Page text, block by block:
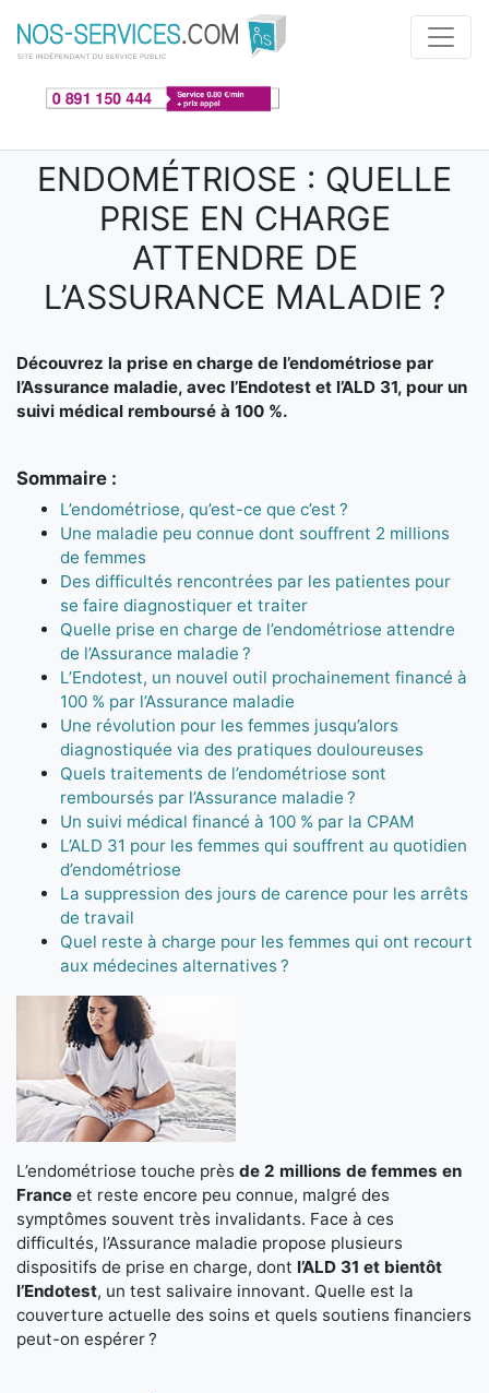
Aller au contenu principal
ENDOMÉTRIOSE : QUELLE
PRISE EN CHARGE
ATTENDRE DE
L’ASSURANCE MALADIE ?
Découvrez la prise en charge de l’endométriose par
l’Assurance maladie, avec l’Endotest et l’ALD 31, pour un
suivi médical remboursé à 100 %.
Sommaire :
L’endométriose, qu’est-ce que c’est ?
Une maladie peu connue dont souffrent 2 millions
de femmes
Des difficultés rencontrées par les patientes pour
se faire diagnostiquer et traiter
Quelle prise en charge de l’endométriose attendre
de l’Assurance maladie ?
L’Endotest, un nouvel outil prochainement financé à
100 % par l’Assurance maladie
Une révolution pour les femmes jusqu’alors
diagnostiquée via des pratiques douloureuses
Quels traitements de l’endométriose sont
remboursés par l’Assurance maladie ?
Un suivi médical financé à 100 % par la CPAM
L’ALD 31 pour les femmes qui souffrent au quotidien
d’endométriose
La suppression des jours de carence pour les arrêts
de travail
Quel reste à charge pour les femmes qui ont recourt
aux médecines alternatives ?
L’endométriose touche près de 2 millions de femmes en
France et reste encore peu connue, malgré des
symptômes souvent très invalidants. Face à ces
difficultés, l’Assurance maladie propose plusieurs
dispositifs de prise en charge, dont l’ALD 31 et bientôt
l’Endotest, un test salivaire innovant. Quelle est la
couverture actuelle des soins et quels soutiens financiers
peut-on espérer ?